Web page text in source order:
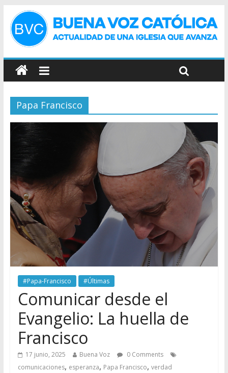
Papa Francisco
#Papa-Francisco #Últimas
Comunicar desde el
Evangelio: La huella de
Francisco
17 junio, 2025 Buena Voz
0 Comments
comunicaciones, esperanza, Papa Francisco, verdad